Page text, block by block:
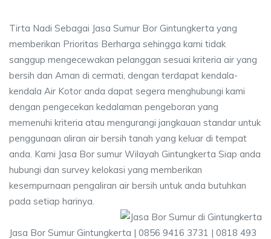
Tirta Nadi Sebagai Jasa Sumur Bor Gintungkerta yang
memberikan Prioritas Berharga sehingga kami tidak
sanggup mengecewakan pelanggan sesuai kriteria air yang
bersih dan Aman di cermati, dengan terdapat kendala-
kendala Air Kotor anda dapat segera menghubungi kami
dengan pengecekan kedalaman pengeboran yang
memenuhi kriteria atau mengurangi jangkauan standar untuk
penggunaan aliran air bersih tanah yang keluar di tempat
anda. Kami Jasa Bor sumur Wilayah Gintungkerta Siap anda
hubungi dan survey kelokasi yang memberikan
kesempurnaan pengaliran air bersih untuk anda butuhkan
pada setiap harinya.
Jasa Bor Sumur Gintungkerta | 0856 9416 3731 | 0818 493